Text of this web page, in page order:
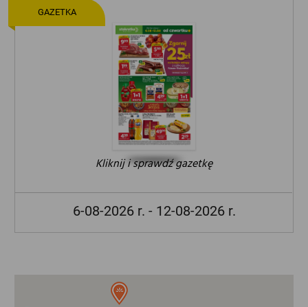
Kliknij i sprawdź gazetkę
6-08-2026 r. - 12-08-2026 r.
GAZETKA